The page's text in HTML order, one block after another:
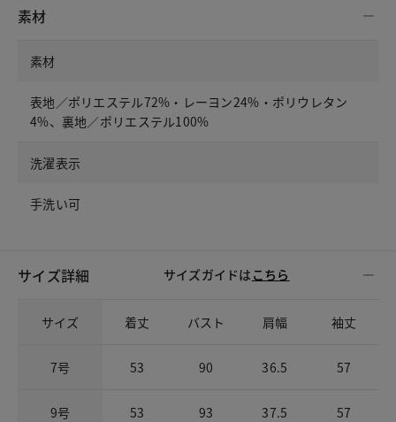
素材
素材
表地／ポリエステル72%・レーヨン24%・ポリウレタン
4%、裏地／ポリエステル100%
洗濯表示
手洗い可
サイズ詳細 サイズガイドは こちら
サイズ 着丈 バスト 肩幅 袖丈
7号 53 90 36.5 57
9号 53 93 37.5 57